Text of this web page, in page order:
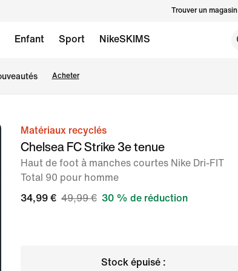
Trouver un magasin
Enfant Sport NikeSKIMS
Acheter
image 1Matériaux recyclés
Chelsea FC Strike 3e tenue
Haut de foot à manches courtes Nike Dri-FIT
Total 90 pour homme
34,99 € 49,99 € 30 % de réduction
Stock épuisé :